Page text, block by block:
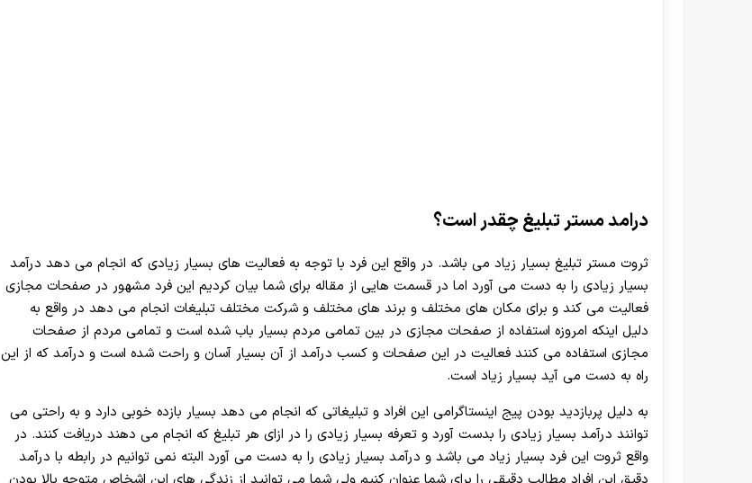
درامد مستر تبلیغ چقدر است؟
ثروت مستر تبلیغ بسیار زیاد می باشد. در واقع این فرد با توجه به فعالیت ‌های بسیار زیادی که انجام می ‌دهد درآمد
بسیار زیادی را به دست می ‌آورد اما در قسمت هایی از مقاله برای شما بیان کردیم این فرد مشهور در صفحات مجازی
فعالیت می ‌کند و برای مکان‌ های مختلف و برند های مختلف و شرکت مختلف تبلیغات انجام می دهد در واقع به
دلیل اینکه امروزه استفاده از صفحات مجازی در بین تمامی مردم بسیار باب شده است و تمامی مردم از صفحات
مجازی استفاده می‌ کنند فعالیت در این صفحات و کسب درآمد از آن بسیار آسان و راحت شده است و درآمد که از این
راه به دست می آید بسیار زیاد است.
به دلیل پربازدید بودن پیج اینستاگرامی این افراد و تبلیغاتی که انجام می ‌دهد بسیار بازده خوبی دارد و به راحتی می
توانند درآمد بسیار زیادی را بدست آورد و تعرفه بسیار زیادی را در ازای هر تبلیغ که انجام می دهند دریافت کنند. در
واقع ثروت این فرد بسیار زیاد می باشد و درآمد بسیار زیادی را به دست می آورد البته نمی ‌توانیم در رابطه با درآمد